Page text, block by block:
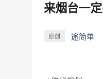
来烟台一
原创 途简单